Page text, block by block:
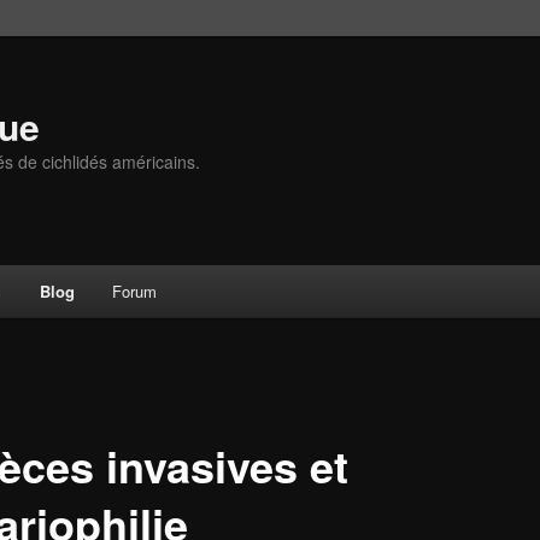
de cichlidés américains.
Blog Forum
invasives et